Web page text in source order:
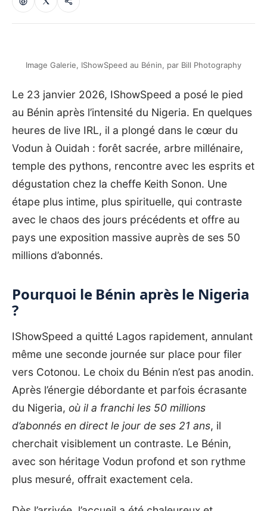
Image Galerie, IShowSpeed au Bénin, par Bill Photography
Le 23 janvier 2026, IShowSpeed a posé le pied
au Bénin après l’intensité du Nigeria. En quelques
heures de live IRL, il a plongé dans le cœur du
Vodun à Ouidah : forêt sacrée, arbre millénaire,
temple des pythons, rencontre avec les esprits et
dégustation chez la cheffe Keith Sonon. Une
étape plus intime, plus spirituelle, qui contraste
avec le chaos des jours précédents et offre au
pays une exposition massive auprès de ses 50
millions d’abonnés.
Pourquoi le Bénin après le Nigeria
?
IShowSpeed a quitté Lagos rapidement, annulant
même une seconde journée sur place pour filer
vers Cotonou. Le choix du Bénin n’est pas anodin.
Après l’énergie débordante et parfois écrasante
du Nigeria, où il a franchi les 50 millions
d’abonnés en direct le jour de ses 21 ans, il
cherchait visiblement un contraste. Le Bénin,
avec son héritage Vodun profond et son rythme
plus mesuré, offrait exactement cela.